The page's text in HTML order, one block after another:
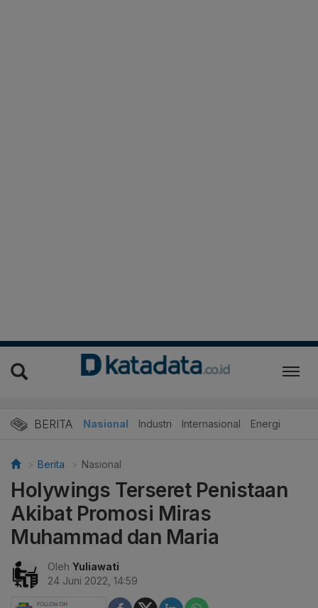
BERITA Nasional Industri Internasional Energi
Berita Nasional
Holywings Terseret Penistaan
Akibat Promosi Miras
Muhammad dan Maria
Oleh Yuliawati
24 Juni 2022, 14:59